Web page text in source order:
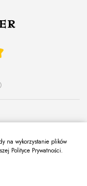
na wykorzystanie plików
Polityce Prywatności.